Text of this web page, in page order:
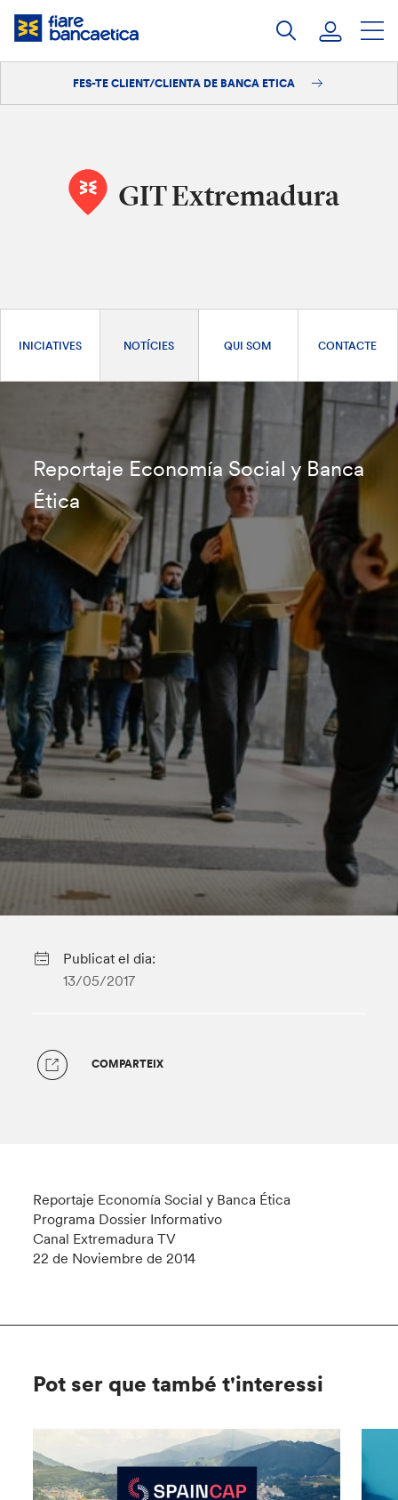
Salta
Iniciar sessióFES-TE CLIENT/CLIENTA DE BANCA ETICA
GIT Extremadura
INICIATIVES NOTÍCIES QUI SOM CONTACTE
Reportaje Economía Social y Banca
Ética
Publicat el dia:
13/05/2017
COMPARTEIX
Reportaje Economía Social y Banca Ética
Programa Dossier Informativo
Canal Extremadura TV
22 de Noviembre de 2014
Pot ser que també t'interessi